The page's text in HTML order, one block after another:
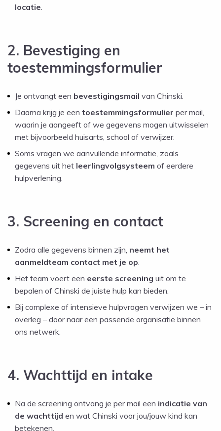
locatie
2. Bevestiging en
toestemmingsformulier
Je ontvangt een bevestigingsmail van Chinski.
Daarna krijg je een toestemmingsformulier per mail,
waarin je aangeeft of we gegevens mogen uitwisselen
met bijvoorbeeld huisarts, school of verwijzer.
Soms vragen we aanvullende informatie, zoals
gegevens uit het leerlingvolgsysteem of eerdere
hulpverlening.
3. Screening en contact
Zodra alle gegevens binnen zijn, neemt het
aanmeldteam contact met je op
Het team voert een eerste screening uit om te
bepalen of Chinski de juiste hulp kan bieden.
Bij complexe of intensieve hulpvragen verwijzen we – in
overleg – door naar een passende organisatie binnen
ons netwerk.
4. Wachttijd en intake
Na de screening ontvang je per mail een indicatie van
de wachttijd en wat Chinski voor jou/jouw kind kan
betekenen.